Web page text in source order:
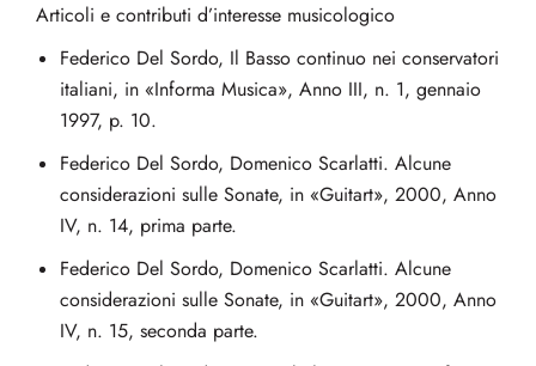
Articoli e contributi d’interesse musicologico
Federico Del Sordo, Il Basso continuo nei conservatori
italiani, in «Informa Musica», Anno III, n. 1, gennaio
1997, p. 10.
Federico Del Sordo, Domenico Scarlatti. Alcune
considerazioni sulle Sonate, in «Guitart», 2000, Anno
IV, n. 14, prima parte.
Federico Del Sordo, Domenico Scarlatti. Alcune
considerazioni sulle Sonate, in «Guitart», 2000, Anno
IV, n. 15, seconda parte.